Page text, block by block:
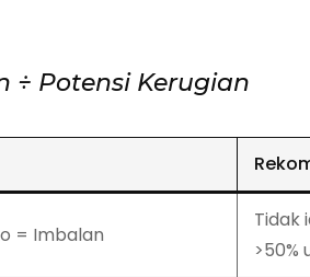
÷ Potensi Kerugian
= Imbalan
Tidak